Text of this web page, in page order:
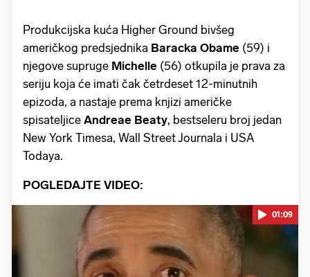
Produkcijska kuća Higher Ground bivšeg
američkog predsjednika Baracka Obame (59) i
njegove supruge Michelle (56) otkupila je prava za
seriju koja će imati čak četrdeset 12-minutnih
epizoda, a nastaje prema knjizi američke
spisateljice Andreae Beaty, bestseleru broj jedan
New York Timesa, Wall Street Journala i USA
Todaya.
POGLEDAJTE VIDEO:
01:09